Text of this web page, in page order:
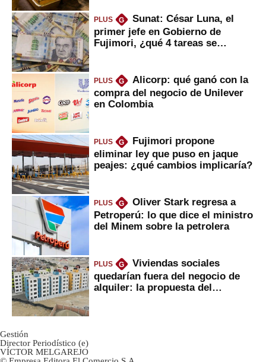
PLUS G
Sunat: César Luna, el
primer jefe en Gobierno de
Fujimori, ¿qué 4 tareas se
PLUS G
Alicorp: qué ganó con la
compra del negocio de Unilever
en Colombia
PLUS G
Fujimori propone
eliminar ley que puso en jaque
peajes: ¿qué cambios implicaría?
PLUS G
Oliver Stark regresa a
Petroperú: lo que dice el ministro
del Minem sobre la petrolera
PLUS G
Viviendas sociales
quedarían fuera del negocio de
alquiler: la propuesta del
Gestión
Director Periodístico (e)
VÍCTOR MELGAREJO